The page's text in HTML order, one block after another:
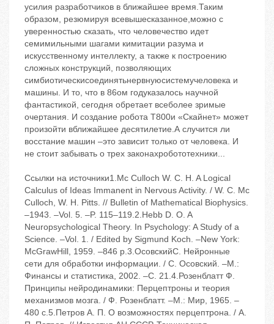
усилия разработчиков в ближайшее время.Таким
образом, резюмируя всевышесказанное,можно с
уверенностью сказать, что человечество идет
семимильными шагами кимитации разума и
искусственному интеллекту, а также к построению
сложных конструкций, позволяющих
симбиотическисоединятьнервнуюсистемучеловека и
машины. И то, что в 86ом годуказалось научной
фантастикой, сегодня обретает всеболее зримые
очертания. И создание робота Т800и «Скайнет» может
произойти вближайшее десятилетие.А случится ли
восстание машин –это зависит только от человека. И
не стоит забывать о трех законахробототехники...
Ссылки на источники1.Mc Culloch W. С. H. A Logical
Calculus of Ideas Immanent in Nervous Activity. / W. С. Mc
Culloch, W. H. Pitts. // Bulletin of Mathematical Biophysics.
–1943. –Vol. 5. –P. 115–119.2.Hebb D. O. A
Neuropsychological Theory. In Psychology: A Study of a
Science. –Vol. 1. / Edited by Sigmund Koch. –New York:
McGrawHill, 1959. –846 p.3.ОсовскийС. Нейронные
сети для обработки информации. / С. Осовский. –М.:
Финансы и статистика, 2002. –C. 21.4.Розенблатт Ф.
Принципы нейродинамики: Перцептроны и теория
механизмов мозга. / Ф. Розенблатт. –М.: Мир, 1965. –
480 с.5.Петров А. П. О возможностях перцептрона. / А.